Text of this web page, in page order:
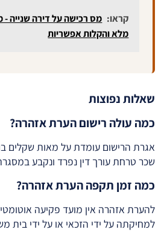
קראו: מס רכישה על דירה שנייה
מלא והקלות אפשריות
שאלות נפוצות
כמה עולה רישום הערת אזהרה?
שכר טרחת עורך דין נפרד ונקבע
כמה זמן תקפה הערת אזהרה?
להערת אזהרה אין מועד פקיעה
למחיקתה על ידי הזכאי או על ידי בית